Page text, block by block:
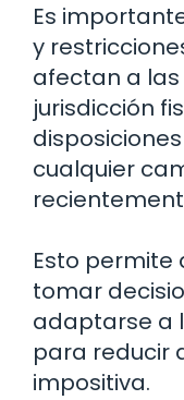
Es
y
afectan a
jurisdicción
cualquier
Esto permite
tomar
adaptarse a
para reducir
impositiva.